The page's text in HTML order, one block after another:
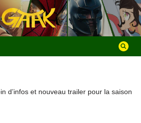
d’infos et nouveau trailer pour la saison